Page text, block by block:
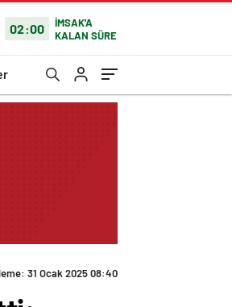
02:00
İMSAK'A
KALAN SÜRE
31 Ocak 2025 08:40